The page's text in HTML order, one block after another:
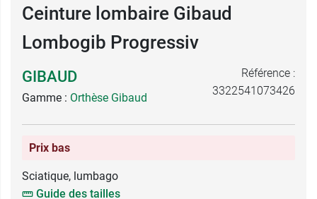
Ceinture lombaire Gibaud
Lombogib Progressiv
GIBAUD
Gamme : Orthèse Gibaud
Référence :
3322541073426
Prix bas
Sciatique, lumbago
Guide des tailles